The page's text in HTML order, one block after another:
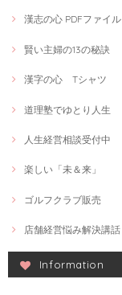
漢志の心 PDFファイル
賢い主婦の13の秘訣
漢字の心 Tシャツ
道理塾でゆとり人生
人生経営相談受付中
楽しい「未＆来」
ゴルフクラブ販売
店舗経営悩み解決講話
Information